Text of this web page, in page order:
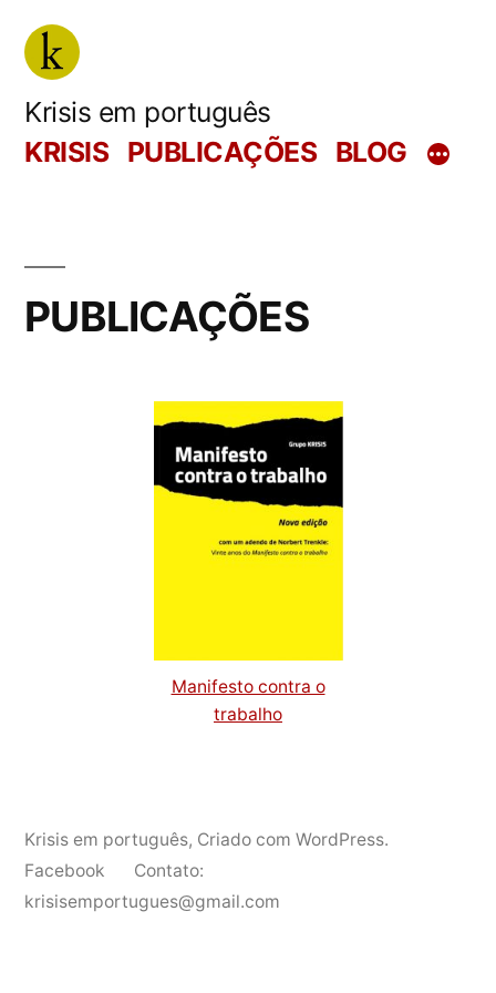
Saltar
para
conteúdo
Krisis em português
KRISIS PUBLICAÇÕES BLOG
PUBLICAÇÕES
Manifesto contra o
trabalho
Krisis em português, Criado com WordPress.
Facebook
Contato:
krisisemportugues@gmail.com